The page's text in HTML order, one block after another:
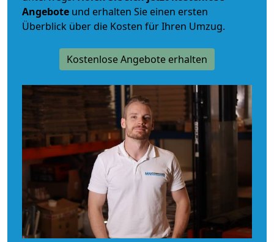
Angebote und erhalten Sie einen ersten
Überblick über die Kosten für Ihren Umzug.
Kostenlose Angebote erhalten